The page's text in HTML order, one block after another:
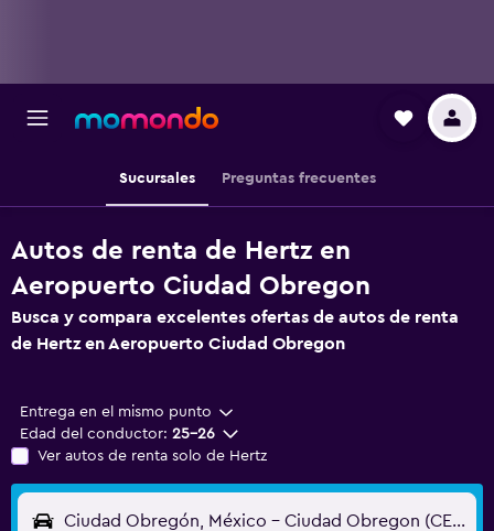
Sucursales Preguntas frecuentes
Autos de renta de Hertz en
Aeropuerto Ciudad Obregon
Busca y compara excelentes ofertas de autos de renta
de Hertz en Aeropuerto Ciudad Obregon
Entrega en el mismo punto
Edad del conductor: 25-26
Ver autos de renta solo de Hertz
Ciudad Obregón, México - Ciudad Obregon (CEN)